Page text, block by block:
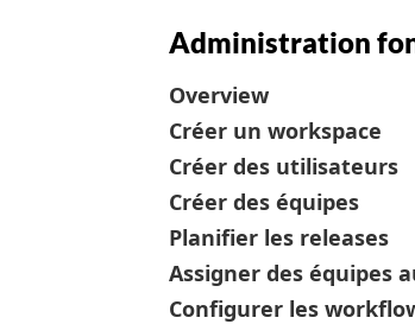
Administration
Overview
Créer un workspace
Créer des utilisateurs
Créer des équipes
Planifier les releases
Assigner des équipes
Configurer les